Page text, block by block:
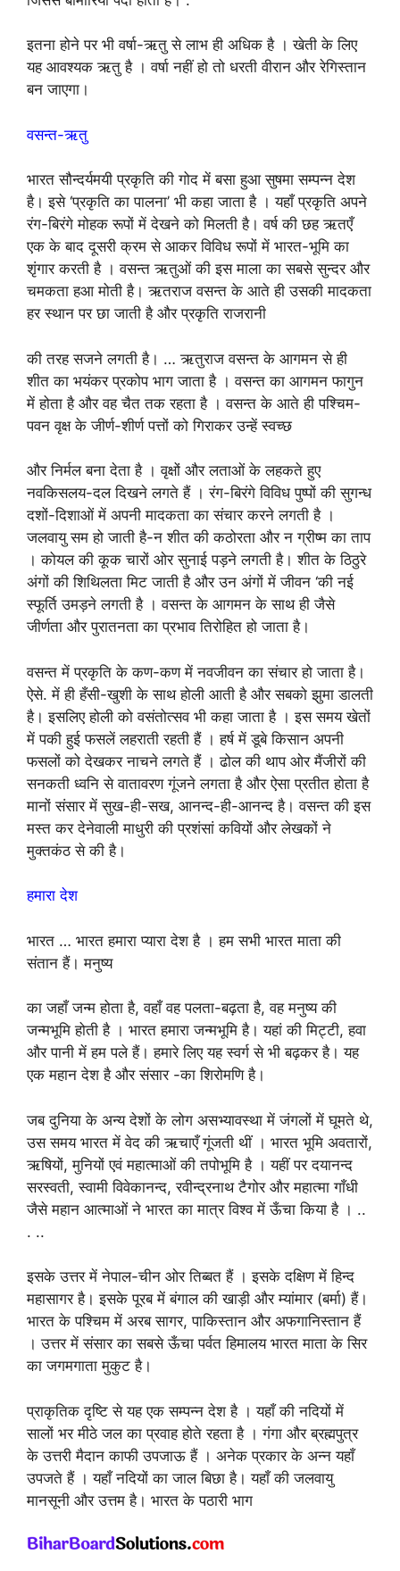
इतना होने पर भी वर्षा-ऋतु से लाभ ही अधिक है । खेती के लिए
यह आवश्यक ऋतु है । वर्षा नहीं हो तो धरती वीरान और रेगिस्तान
बन जाएगा।
वसन्त-ऋतु
भारत सौन्दर्यमयी प्रकृति की गोद में बसा हुआ सुषमा सम्पन्न देश
है। इसे ‘प्रकृति का पालना’ भी कहा जाता है । यहाँ प्रकृति अपने
रंग-बिरंगे मोहक रूपों में देखने को मिलती है। वर्ष की छह ऋतएँ
एक के बाद दूसरी क्रम से आकर विविध रूपों में भारत-भूमि का
शृंगार करती है । वसन्त ऋतुओं की इस माला का सबसे सुन्दर और
चमकता हआ मोती है। ऋतराज वसन्त के आते ही उसकी मादकता
हर स्थान पर छा जाती है और प्रकृति राजरानी
की तरह सजने लगती है। … ऋतुराज वसन्त के आगमन से ही
शीत का भयंकर प्रकोप भाग जाता है । वसन्त का आगमन फागुन
में होता है और वह चैत तक रहता है । वसन्त के आते ही पश्चिम-
पवन वृक्ष के जीर्ण-शीर्ण पत्तों को गिराकर उन्हें स्वच्छ
और निर्मल बना देता है । वृक्षों और लताओं के लहकते हुए
नवकिसलय-दल दिखने लगते हैं । रंग-बिरंगे विविध पुष्पों की सुगन्ध
दशों-दिशाओं में अपनी मादकता का संचार करने लगती है ।
जलवायु सम हो जाती है-न शीत की कठोरता और न ग्रीष्म का ताप
। कोयल की कूक चारों ओर सुनाई पड़ने लगती है। शीत के ठिठुरे
अंगों की शिथिलता मिट जाती है और उन अंगों में जीवन ‘की नई
स्फूर्ति उमड़ने लगती है । वसन्त के आगमन के साथ ही जैसे
जीर्णता और पुरातनता का प्रभाव तिरोहित हो जाता है।
वसन्त में प्रकृति के कण-कण में नवजीवन का संचार हो जाता है।
ऐसे. में ही हँसी-खुशी के साथ होली आती है और सबको झुमा डालती
है। इसलिए होली को वसंतोत्सव भी कहा जाता है । इस समय खेतों
में पकी हुई फसलें लहराती रहती हैं । हर्ष में डूबे किसान अपनी
फसलों को देखकर नाचने लगते हैं । ढोल की थाप ओर मैंजीरों की
सनकती ध्वनि से वातावरण गूंजने लगता है और ऐसा प्रतीत होता है
मानों संसार में सुख-ही-सख, आनन्द-ही-आनन्द है। वसन्त की इस
मस्त कर देनेवाली माधुरी की प्रशंसां कवियों और लेखकों ने
मुक्तकंठ से की है।
हमारा देश
भारत … भारत हमारा प्यारा देश है । हम सभी भारत माता की
संतान हैं। मनुष्य
का जहाँ जन्म होता है, वहाँ वह पलता-बढ़ता है, वह मनुष्य की
जन्मभूमि होती है । भारत हमारा जन्मभूमि है। यहां की मिट्टी, हवा
और पानी में हम पले हैं। हमारे लिए यह स्वर्ग से भी बढ़कर है। यह
एक महान देश है और संसार -का शिरोमणि है।
जब दुनिया के अन्य देशों के लोग असभ्यावस्था में जंगलों में घूमते थे,
उस समय भारत में वेद की ऋचाएँ गूंजती थीं । भारत भूमि अवतारों,
ऋषियों, मुनियों एवं महात्माओं की तपोभूमि है । यहीं पर दयानन्द
सरस्वती, स्वामी विवेकानन्द, रवीन्द्रनाथ टैगोर और महात्मा गाँधी
जैसे महान आत्माओं ने भारत का मात्र विश्व में ऊँचा किया है । ..
. ..
इसके उत्तर में नेपाल-चीन ओर तिब्बत हैं । इसके दक्षिण में हिन्द
महासागर है। इसके पूरब में बंगाल की खाड़ी और म्यांमार (बर्मा) हैं।
भारत के पश्चिम में अरब सागर, पाकिस्तान और अफगानिस्तान हैं
। उत्तर में संसार का सबसे ऊँचा पर्वत हिमालय भारत माता के सिर
का जगमगाता मुकुट है।
प्राकृतिक दृष्टि से यह एक सम्पन्न देश है । यहाँ की नदियों में
सालों भर मीठे जल का प्रवाह होते रहता है । गंगा और ब्रह्मपुत्र
के उत्तरी मैदान काफी उपजाऊ हैं । अनेक प्रकार के अन्न यहाँ
उपजते हैं । यहाँ नदियों का जाल बिछा है। यहाँ की जलवायु
मानसूनी और उत्तम है। भारत के पठारी भाग